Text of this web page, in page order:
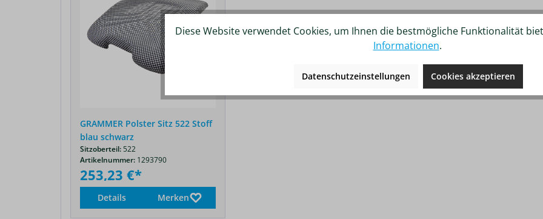
GRAMMER Polster Sitz 522 Stoff
blau schwarz
Sitzoberteil:522
Artikelnummer: 1293790
253,23 €*
Details Merken
Diese Website verwendet Cookies, um Ihnen die bestmögliche Funktionalität
Informationen.
Datenschutzeinstellungen Cookies akzeptieren